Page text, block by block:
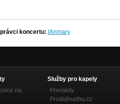
koncertu: IAnmary
na
Služby pro kapely
Presskity
Prodejhudbu.cz